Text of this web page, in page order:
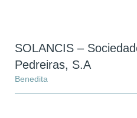
SOLANCIS –
Pedreiras, S.A
Benedita